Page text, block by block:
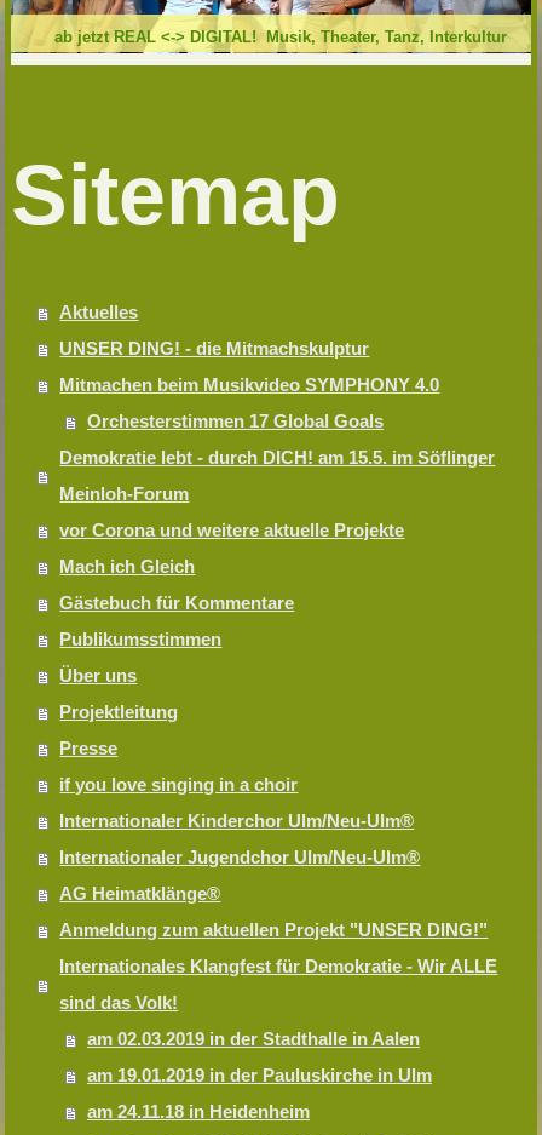
ab jetzt REAL <-> DIGITAL! Musik, Theater, Tanz, Interkultur
Sitemap
Aktuelles
UNSER DING! - die Mitmachskulptur
Mitmachen beim Musikvideo SYMPHONY 4.0
Orchesterstimmen 17 Global Goals
Demokratie lebt - durch DICH! am 15.5. im Söflinger
Meinloh-Forum
vor Corona und weitere aktuelle Projekte
Mach ich Gleich
Gästebuch für Kommentare
Publikumsstimmen
Über uns
Projektleitung
Presse
if you love singing in a choir
Internationaler Kinderchor Ulm/Neu-Ulm®
Internationaler Jugendchor Ulm/Neu-Ulm®
AG Heimatklänge®
Anmeldung zum aktuellen Projekt "UNSER DING!"
Internationales Klangfest für Demokratie - Wir ALLE
sind das Volk!
am 02.03.2019 in der Stadthalle in Aalen
am 19.01.2019 in der Pauluskirche in Ulm
am 24.11.18 in Heidenheim